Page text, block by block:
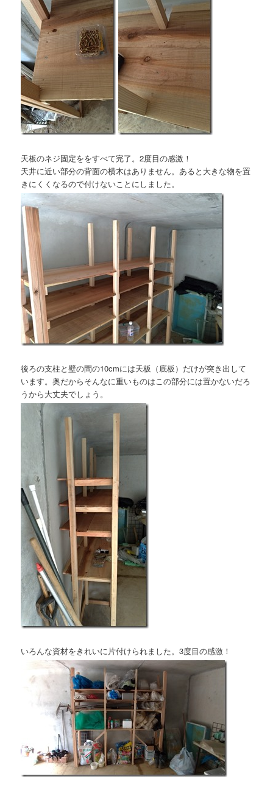
天板のネジ固定ををすべて完了。2度目の感激！
天井に近い部分の背面の横木はありません。あると大きな物を置
きにくくなるので付けないことにしました。
後ろの支柱と壁の間の10cmには天板（底板）だけが突き出して
います。奥だからそんなに重いものはこの部分には置かないだろ
うから大丈夫でしょう。
いろんな資材をきれいに片付けられました。3度目の感激！